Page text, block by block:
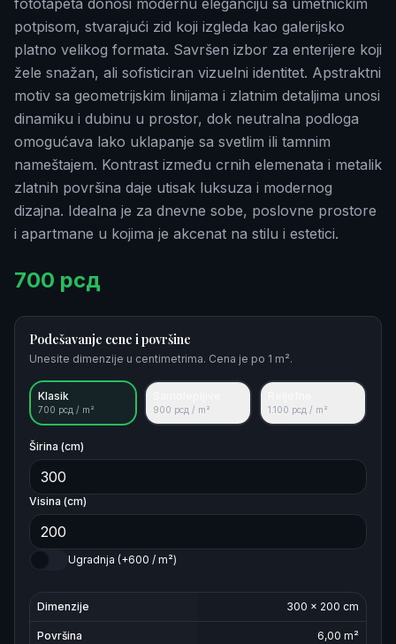
fototapeta donosi modernu eleganciju sa umetničkim
potpisom, stvarajući zid koji izgleda kao galerijsko
platno velikog formata. Savršen izbor za enterijere koji
žele snažan, ali sofisticiran vizuelni identitet. Apstraktni
motiv sa geometrijskim linijama i zlatnim detaljima unosi
dinamiku i dubinu u prostor, dok neutralna podloga
omogućava lako uklapanje sa svetlim ili tamnim
nameštajem. Kontrast između crnih elemenata i metalik
zlatnih površina daje utisak luksuza i modernog
dizajna. Idealna je za dnevne sobe, poslovne prostore
i apartmane u kojima je akcenat na stilu i estetici.
700 рсд
Podešavanje cene i površine
Unesite dimenzije u centimetrima. Cena je po 1 m².
Klasik
700 рсд / m² 900 рсд / m² 1.100 рсд / m²
Širina (cm)
Visina (cm)
Ugradnja (+600 / m²)
Dimenzije 300 × 200 cm
Površina 6,00 m²